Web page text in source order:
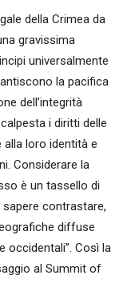
della Crimea da
gravissima
universalmente
la pacifica
dell’integrità
i diritti delle
loro identità e
Considerare la
è un tassello di
contrastare,
diffuse
occidentali”. Così la
al Summit of